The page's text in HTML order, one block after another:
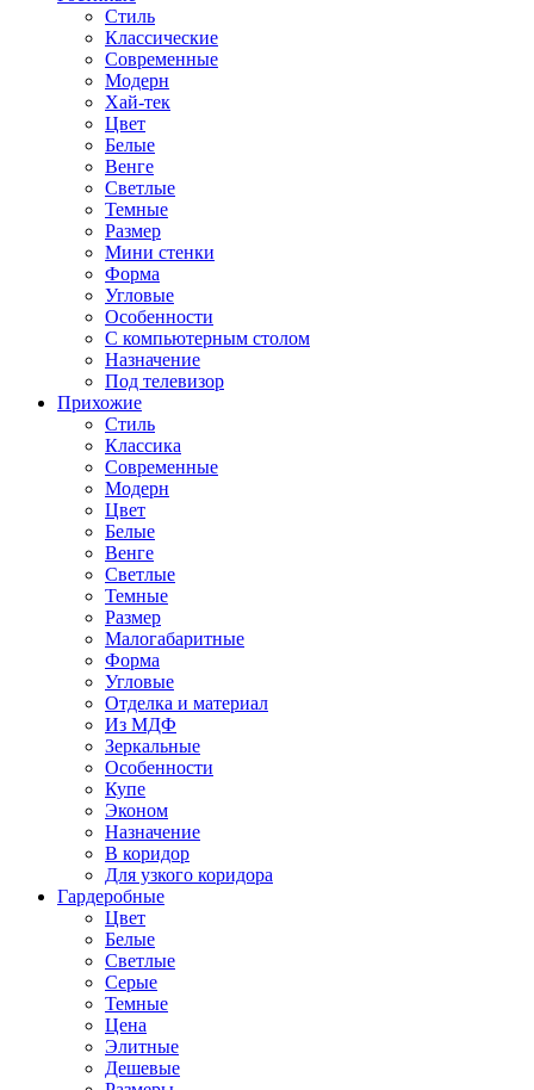
Стиль
Классические
Современные
Модерн
Хай-тек
Цвет
Белые
Венге
Светлые
Темные
Размер
Мини стенки
Форма
Угловые
Особенности
С компьютерным столом
Назначение
Под телевизор
Прихожие
Стиль
Классика
Современные
Модерн
Цвет
Белые
Венге
Светлые
Темные
Размер
Малогабаритные
Форма
Угловые
Отделка и материал
Из МДФ
Зеркальные
Особенности
Купе
Эконом
Назначение
В коридор
Для узкого коридора
Гардеробные
Цвет
Белые
Светлые
Серые
Темные
Цена
Элитные
Дешевые